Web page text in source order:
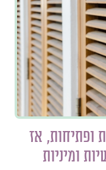
ופתיחות, אז
ומיניות